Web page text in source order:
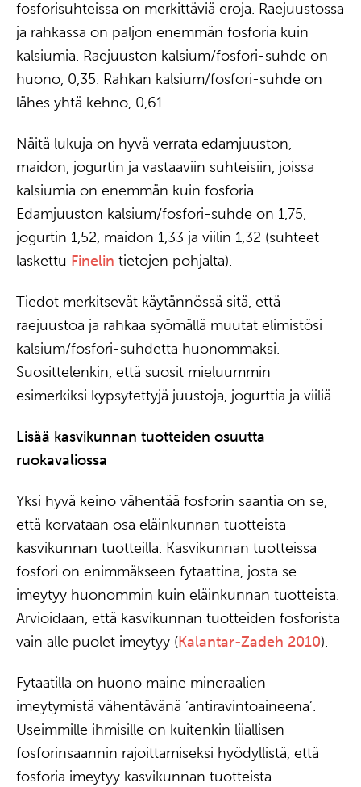
fosforisuhteissa on merkittäviä eroja. Raejuustossa
ja rahkassa on paljon enemmän fosforia kuin
kalsiumia. Raejuuston kalsium/fosfori-suhde on
huono, 0,35. Rahkan kalsium/fosfori-suhde on
lähes yhtä kehno, 0,61.
Näitä lukuja on hyvä verrata edamjuuston,
maidon, jogurtin ja vastaaviin suhteisiin, joissa
kalsiumia on enemmän kuin fosforia.
Edamjuuston kalsium/fosfori-suhde on 1,75,
jogurtin 1,52, maidon 1,33 ja viilin 1,32 (suhteet
laskettu Finelin tietojen pohjalta).
Tiedot merkitsevät käytännössä sitä, että
raejuustoa ja rahkaa syömällä muutat elimistösi
kalsium/fosfori-suhdetta huonommaksi.
Suosittelenkin, että suosit mieluummin
esimerkiksi kypsytettyjä juustoja, jogurttia ja viiliä.
Lisää kasvikunnan tuotteiden osuutta
ruokavaliossa
Yksi hyvä keino vähentää fosforin saantia on se,
että korvataan osa eläinkunnan tuotteista
kasvikunnan tuotteilla. Kasvikunnan tuotteissa
fosfori on enimmäkseen fytaattina, josta se
imeytyy huonommin kuin eläinkunnan tuotteista.
Arvioidaan, että kasvikunnan tuotteiden fosforista
vain alle puolet imeytyy (Kalantar-Zadeh 2010).
Fytaatilla on huono maine mineraalien
imeytymistä vähentävänä ’antiravintoaineena’.
Useimmille ihmisille on kuitenkin liiallisen
fosforinsaannin rajoittamiseksi hyödyllistä, että
fosforia imeytyy kasvikunnan tuotteista